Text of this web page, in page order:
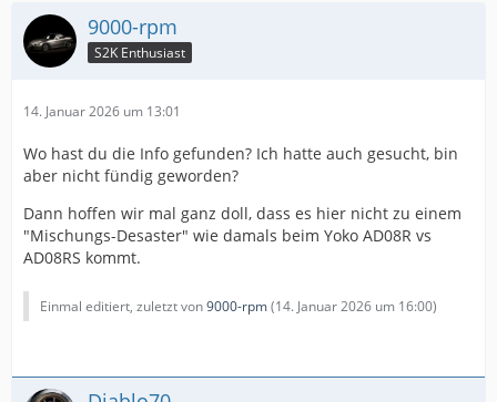
9000-rpm
S2K Enthusiast
14. Januar 2026 um 13:01
Wo hast du die Info gefunden? Ich hatte auch gesucht, bin
aber nicht fündig geworden?
Dann hoffen wir mal ganz doll, dass es hier nicht zu einem
"Mischungs-Desaster" wie damals beim Yoko AD08R vs
AD08RS kommt.
Einmal editiert, zuletzt von9000-rpm(14. Januar 2026 um 16:00)